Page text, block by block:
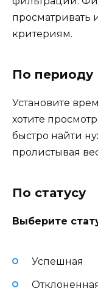
критериям.
По периоду
Установите
хотите
быстро найти
пролистывая
По статусу
Выберите
Успешная